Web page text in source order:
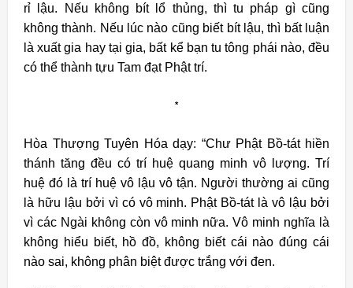
rỉ lậu. Nếu không bít lổ thủng, thì tu pháp gì cũng
không thành. Nếu lúc nào cũng biết bít lậu, thì bất luận
là xuất gia hay tại gia, bất kể bạn tu tông phái nào, đều
có thể thành tựu Tam đạt Phật trí.
*
Hòa Thượng Tuyên Hóa dạy: “Chư Phật Bồ-tát hiền
thánh tăng đều có trí huệ quang minh vô lượng. Trí
huệ đó là trí huệ vô lậu vô tận. Người thường ai cũng
là hữu lậu bởi vì có vô minh. Phật Bồ-tát là vô lậu bởi
vì các Ngài không còn vô minh nữa. Vô minh nghĩa là
không hiểu biết, hồ đồ, không biết cái nào đúng cái
nào sai, không phân biệt được trắng với đen.